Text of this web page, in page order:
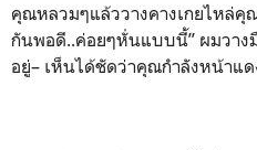
คุณหลวมๆแล้ววางคางเกยไหล่คุ
กันพอดี..ค่อยๆหั่นแบบนี้” ผมวา
อยู่– เห็นได้ชัดว่าคุณกำลังหน้าแด